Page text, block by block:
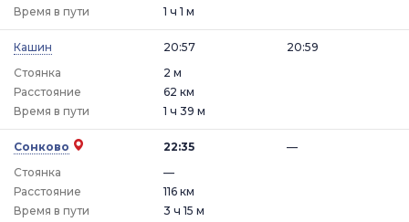
Время в пути
1 ч 1 м
Кашин
20:57
Стоянка
2 м
20:59
Расстояние
62 км
Время в пути
1 ч 39 м
Сонково
22:35
Стоянка
—
—
Расстояние
116 км
Время в пути
3 ч 15 м